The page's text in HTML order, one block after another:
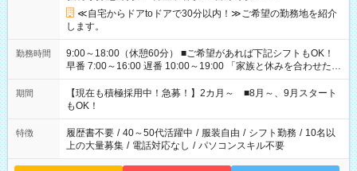
≪自宅からドアtoドアで30分以内！≫ご希望の勤務地を紹介
します。
勤務時間
9:00～18:00（休憩60分） ■ご希望があれば下記シフトもOK！
早番 7:00～16:00 遅番 10:00～19:00 「家族と休みを合わせた
い」 「余裕を持って夕飯の準備がしたい」 「できれば残業はし
たくない」 など、ご希望を教えてくださいね。 ※Wワーク希望
の方へ 今ご覧のお仕事で希望する勤務時間と、もう1つのお仕事
の勤務時間。 合計で週40時間を超える場合は応募できません。
期間
【現在も積極採用中！急募！】2カ月～ ■8月～、9月スタート
もOK！
特徴 履歴書不要 / 40～50代活躍中 / 服装自由 / シフト勤務 / 10名以
上の大量募集 / 電話対応なし / パソコンスキル不要